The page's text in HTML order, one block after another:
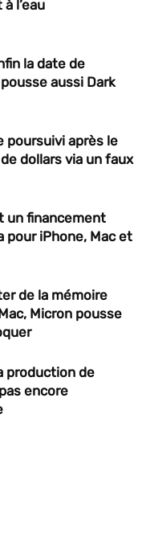
l’eau
la date de
aussi Dark
poursuivi après le
dollars via un faux
un financement
pour iPhone, Mac et
de la mémoire
Micron pousse
production de
encore